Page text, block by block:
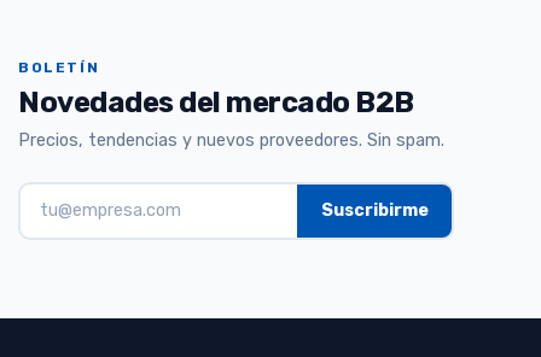
BOLETÍN
Novedades del mercado B2B
Precios, tendencias y nuevos proveedores. Sin spam.